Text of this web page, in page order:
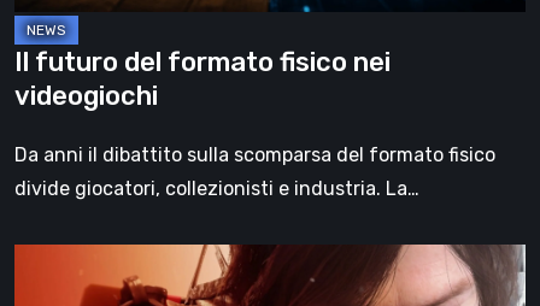
Il futuro del formato fisico nei
videogiochi
Da anni il dibattito sulla scomparsa del formato fisico
divide giocatori, collezionisti e industria. La…
Stranding